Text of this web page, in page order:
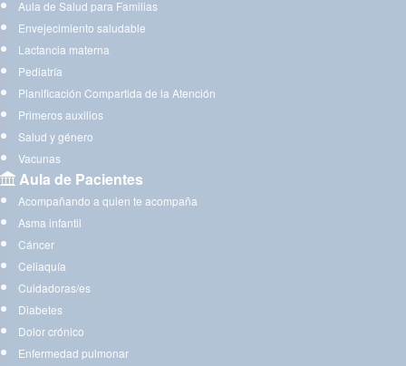
Aula de Salud para Familias
Envejecimiento saludable
Lactancia materna
Pediatría
Planificación Compartida de la Atención
Primeros auxilios
Salud y género
Vacunas
Aula de Pacientes
Acompañando a quien te acompaña
Asma infantil
Cáncer
Celiaquía
Cuidadoras/es
Diabetes
Dolor crónico
Enfermedad pulmonar